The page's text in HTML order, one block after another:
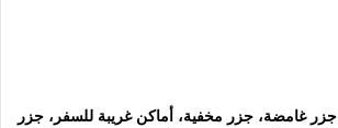
جزر غامضة، جزر مخفية، أماكن غريبة للسفر، جزر